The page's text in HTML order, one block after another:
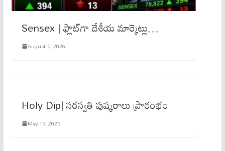
Sensex | ఫ్లాట్‌గా దేశీయ మార్కెట్లు…
August 5, 2026
Holy Dip| సరస్వతి పుష్కరాలు ప్రారంభం
May 15, 2025